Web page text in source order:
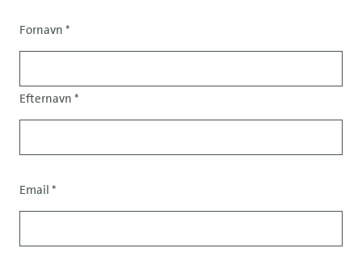
Salutation
Fornavn *
Efternavn *
Contact
data
Email *